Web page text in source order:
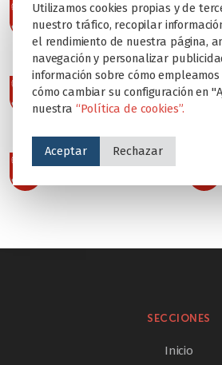
SECCIONES
Inicio
Utilizamos cookies propias y de
nuestro tráfico, recopilar
el rendimiento de nuestra página,
navegación y personalizar
información sobre cómo
cómo cambiar su configuración en
nuestra “Política de cookies”.
Aceptar Rechazar